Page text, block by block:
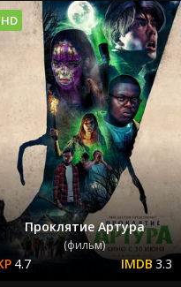
Проклятие Артура
(фильм)
4.7 3.3
HD